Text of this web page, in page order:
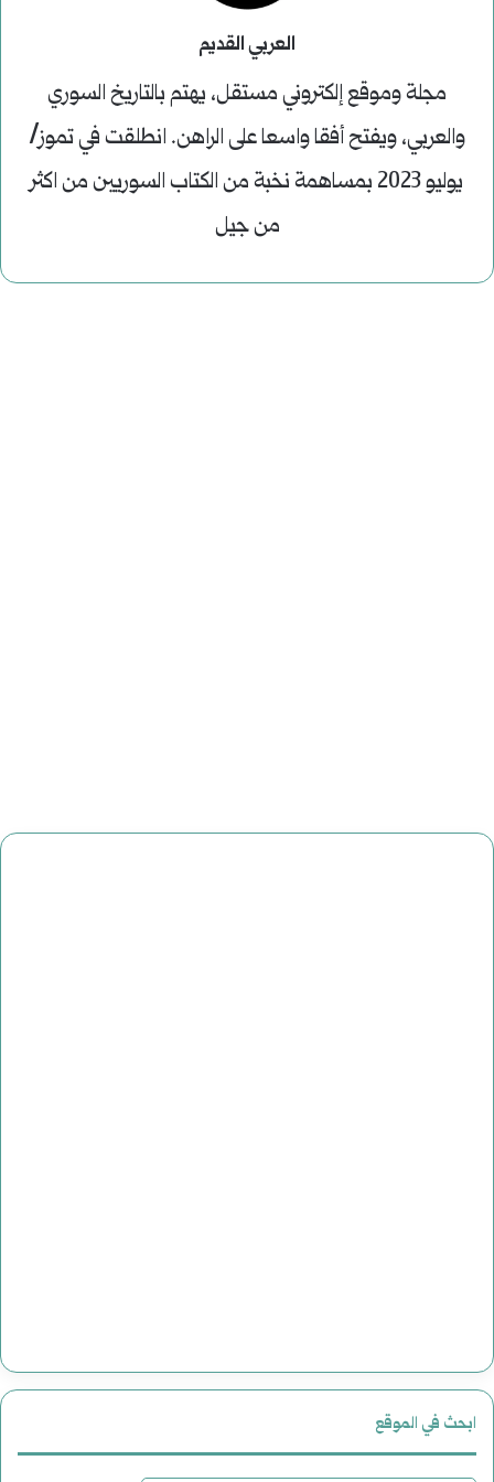
العربي القديم
مجلة وموقع إلكتروني مستقل، يهتم بالتاريخ السوري
والعربي، ويفتح أفقا واسعا على الراهن. انطلقت في تموز/
يوليو 2023 بمساهمة نخبة من الكتاب السوريين من اكثر
من جيل
ابحث في الموقع